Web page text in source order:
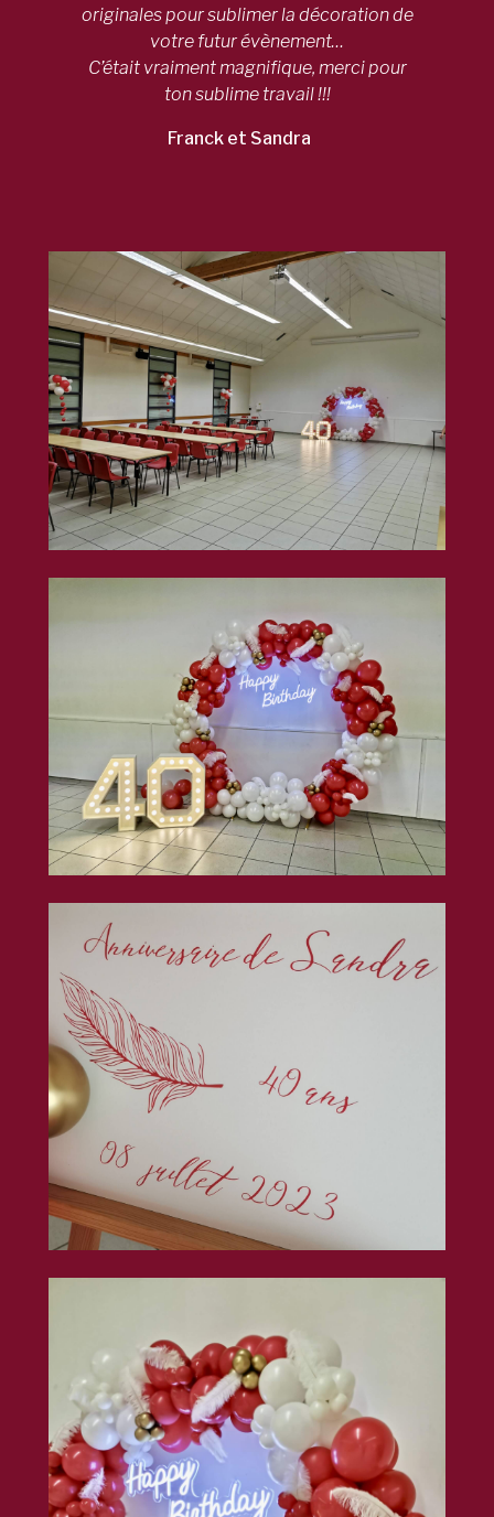
originales pour sublimer la décoration de
votre futur évènement…
C’était vraiment magnifique, merci pour
ton sublime travail !!!
Franck et Sandra